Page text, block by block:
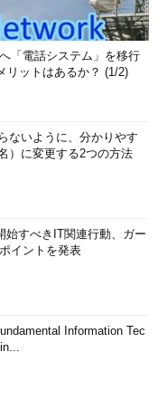
「電話システム」を移行
リットはあるか？ (1/2)
ないように、分かりやす
）に変更する2つの方法
始すべきIT関連行動、ガー
イントを発表
Information Tec